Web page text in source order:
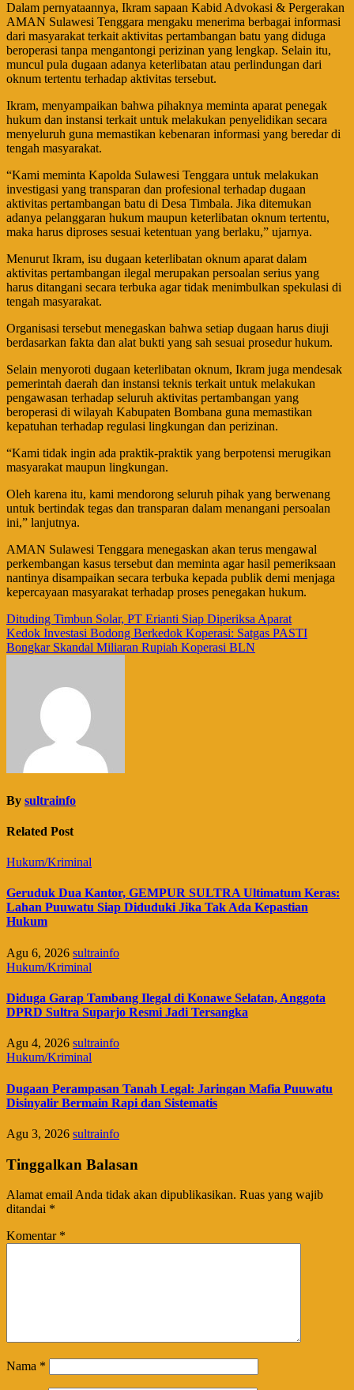
Dalam pernyataannya, Ikram sapaan Kabid Advokasi & Pergerakan
AMAN Sulawesi Tenggara mengaku menerima berbagai informasi
dari masyarakat terkait aktivitas pertambangan batu yang diduga
beroperasi tanpa mengantongi perizinan yang lengkap. Selain itu,
muncul pula dugaan adanya keterlibatan atau perlindungan dari
oknum tertentu terhadap aktivitas tersebut.
Ikram, menyampaikan bahwa pihaknya meminta aparat penegak
hukum dan instansi terkait untuk melakukan penyelidikan secara
menyeluruh guna memastikan kebenaran informasi yang beredar di
tengah masyarakat.
“Kami meminta Kapolda Sulawesi Tenggara untuk melakukan
investigasi yang transparan dan profesional terhadap dugaan
aktivitas pertambangan batu di Desa Timbala. Jika ditemukan
adanya pelanggaran hukum maupun keterlibatan oknum tertentu,
maka harus diproses sesuai ketentuan yang berlaku,” ujarnya.
Menurut Ikram, isu dugaan keterlibatan oknum aparat dalam
aktivitas pertambangan ilegal merupakan persoalan serius yang
harus ditangani secara terbuka agar tidak menimbulkan spekulasi di
tengah masyarakat.
Organisasi tersebut menegaskan bahwa setiap dugaan harus diuji
berdasarkan fakta dan alat bukti yang sah sesuai prosedur hukum.
Selain menyoroti dugaan keterlibatan oknum, Ikram juga mendesak
pemerintah daerah dan instansi teknis terkait untuk melakukan
pengawasan terhadap seluruh aktivitas pertambangan yang
beroperasi di wilayah Kabupaten Bombana guna memastikan
kepatuhan terhadap regulasi lingkungan dan perizinan.
“Kami tidak ingin ada praktik-praktik yang berpotensi merugikan
masyarakat maupun lingkungan.
Oleh karena itu, kami mendorong seluruh pihak yang berwenang
untuk bertindak tegas dan transparan dalam menangani persoalan
ini,” lanjutnya.
AMAN Sulawesi Tenggara menegaskan akan terus mengawal
perkembangan kasus tersebut dan meminta agar hasil pemeriksaan
nantinya disampaikan secara terbuka kepada publik demi menjaga
kepercayaan masyarakat terhadap proses penegakan hukum.
Navigasi
pos
Dituding Timbun Solar, PT Erianti Siap Diperiksa Aparat
Kedok Investasi Bodong Berkedok Koperasi: Satgas PASTI
Bongkar Skandal Miliaran Rupiah Koperasi BLN
By sultrainfo
Related Post
Hukum/Kriminal
Geruduk Dua Kantor, GEMPUR SULTRA Ultimatum Keras:
Lahan Puuwatu Siap Diduduki Jika Tak Ada Kepastian
Hukum
Agu 6, 2026 sultrainfo
Hukum/Kriminal
Diduga Garap Tambang Ilegal di Konawe Selatan, Anggota
DPRD Sultra Suparjo Resmi Jadi Tersangka
Agu 4, 2026 sultrainfo
Hukum/Kriminal
Dugaan Perampasan Tanah Legal: Jaringan Mafia Puuwatu
Disinyalir Bermain Rapi dan Sistematis
Agu 3, 2026 sultrainfo
Tinggalkan Balasan
Alamat email Anda tidak akan dipublikasikan. Ruas yang wajib
ditandai *
Komentar *
Nama *